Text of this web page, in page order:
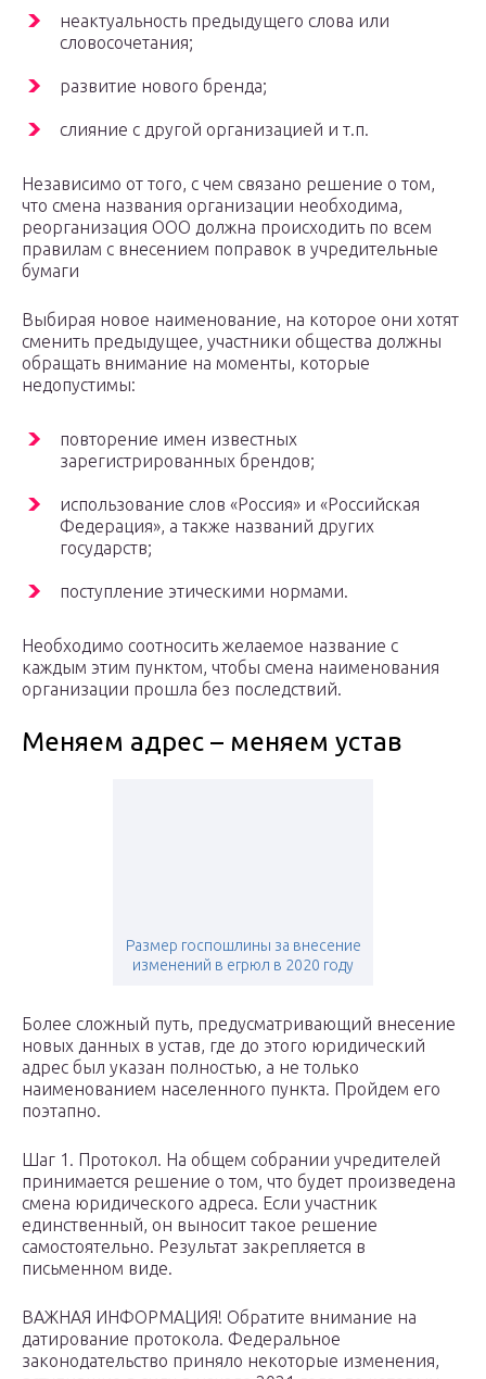
неактуальность предыдущего слова или
словосочетания;
развитие нового бренда;
слияние с другой организацией и т.п.
Независимо от того, с чем связано решение о том,
что смена названия организации необходима,
реорганизация ООО должна происходить по всем
правилам с внесением поправок в учредительные
бумаги
Выбирая новое наименование, на которое они хотят
сменить предыдущее, участники общества должны
обращать внимание на моменты, которые
недопустимы:
повторение имен известных
зарегистрированных брендов;
использование слов «Россия» и «Российская
Федерация», а также названий других
государств;
поступление этическими нормами.
Необходимо соотносить желаемое название с
каждым этим пунктом, чтобы смена наименования
организации прошла без последствий.
Меняем адрес – меняем устав
Размер госпошлины за внесение
изменений в егрюл в 2020 году
Более сложный путь, предусматривающий внесение
новых данных в устав, где до этого юридический
адрес был указан полностью, а не только
наименованием населенного пункта. Пройдем его
поэтапно.
Шаг 1. Протокол. На общем собрании учредителей
принимается решение о том, что будет произведена
смена юридического адреса. Если участник
единственный, он выносит такое решение
самостоятельно. Результат закрепляется в
письменном виде.
ВАЖНАЯ ИНФОРМАЦИЯ! Обратите внимание на
датирование протокола. Федеральное
законодательство приняло некоторые изменения,